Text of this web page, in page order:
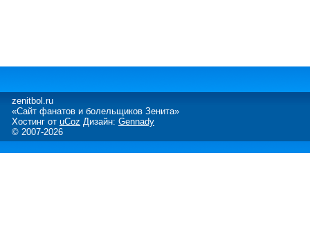
zenitbol.ru
«Сайт фанатов и болельщиков Зенита»
Хостинг от uCoz Дизайн: Gennady
© 2007-2026